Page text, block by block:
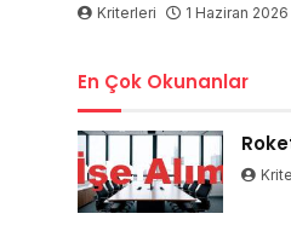
Kriterleri 1 Haziran 2026
En Çok Okunanlar